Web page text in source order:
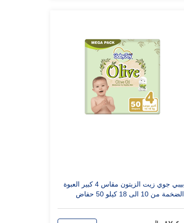
بيبي جوي زيت الزيتون مقاس 4 كبير العبوة
الضخمة من 10 الى 18 كيلو 50 حفاض